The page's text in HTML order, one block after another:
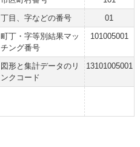
丁目、字などの番号
01
町丁・字等別結果マッ
チング番号
101005001
図形と集計データのリ
ンクコード
13101005001